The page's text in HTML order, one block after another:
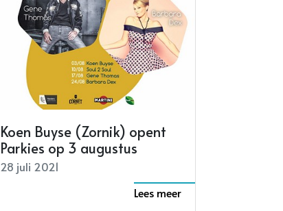
Koen Buyse (Zornik) opent
Parkies op 3 augustus
28 juli 2021
Lees meer